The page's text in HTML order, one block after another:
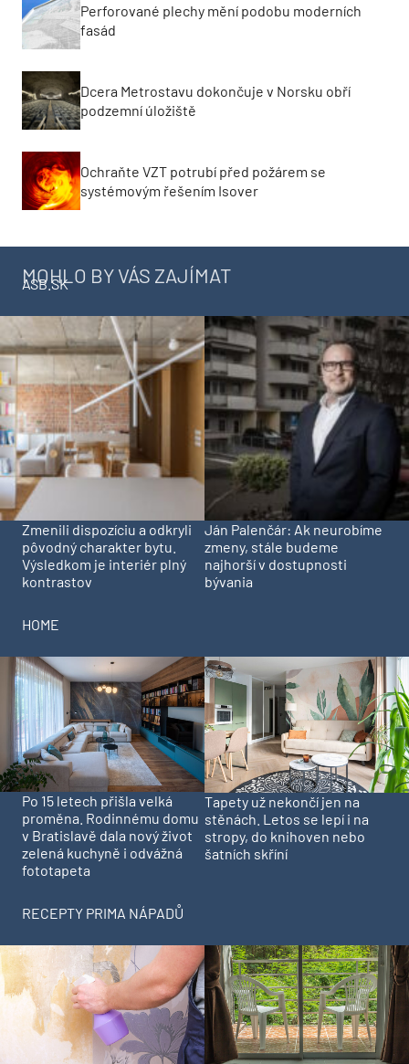
Perforované plechy mění podobu moderních
fasád
Dcera Metrostavu dokončuje v Norsku obří
podzemní úložiště
Ochraňte VZT potrubí před požárem se
systémovým řešením Isover
MOHLO BY VÁS ZAJÍMAT
ASB.SK
Zmenili dispozíciu a odkryli
pôvodný charakter bytu.
Výsledkom je interiér plný
kontrastov
Ján Palenčár: Ak neurobíme
zmeny, stále budeme
najhorší v dostupnosti
bývania
HOME
Po 15 letech přišla velká
proměna. Rodinnému domu
v Bratislavě dala nový život
zelená kuchyně i odvážná
fototapeta
Tapety už nekončí jen na
stěnách. Letos se lepí i na
stropy, do knihoven nebo
šatních skříní
RECEPTY PRIMA NÁPADŮ